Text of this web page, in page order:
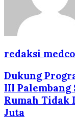
redaksi
Dukung
III Palembang
Rumah Tidak
Juta